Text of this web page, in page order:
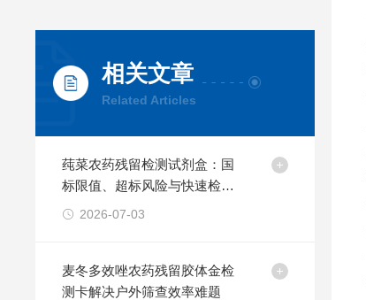
相关文章
Related Articles
莼菜农药残留检测试剂盒：国
标限值、超标风险与快速检测
方案2026-07-03
麦冬多效唑农药残留胶体金检
测卡解决户外筛查效率难题